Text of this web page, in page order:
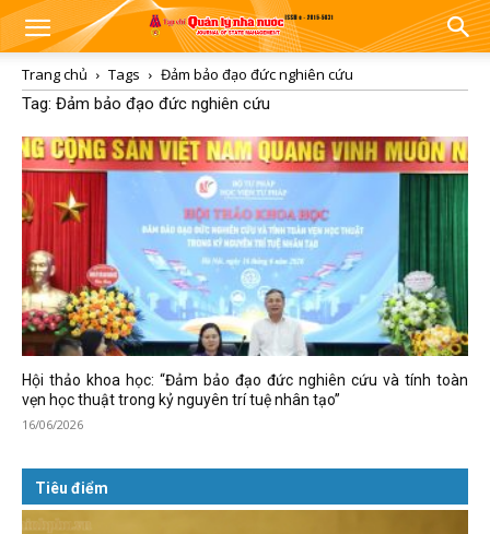
Trang chủ Tags
Đảm bảo đạo đức nghiên cứu
Tag: Đảm bảo đạo đức nghiên cứu
Hội thảo khoa học: “Đảm bảo đạo đức nghiên cứu và tính toàn
vẹn học thuật trong kỷ nguyên trí tuệ nhân tạo”
16/06/2026
Tiêu điểm